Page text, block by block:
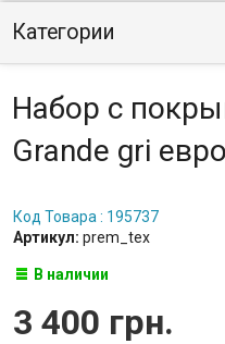
Категории
Набор с
Grande gri евро
Код Товара : 195737
Артикул: prem_tex
В наличии
3 400 грн.